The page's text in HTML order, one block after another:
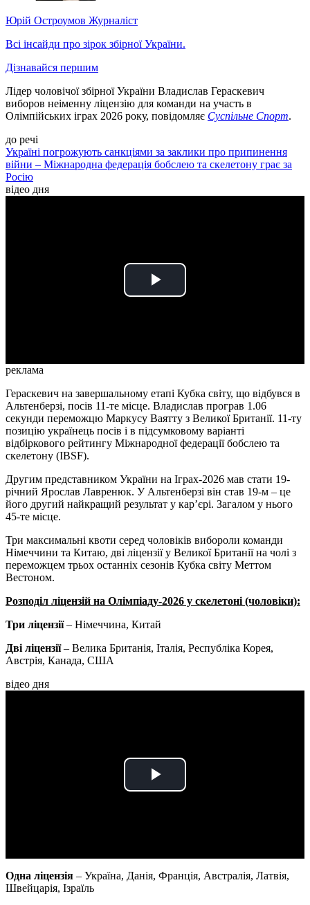
Юрій Остроумов Журналіст
Всі інсайди про зірок збірної України.
Дізнавайся першим
Лідер чоловічої збірної України Владислав Гераскевич
виборов неіменну ліцензію для команди на участь в
Олімпійських іграх 2026 року, повідомляє Суспільне Спорт.
до речі
Україні погрожують санкціями за заклики про припинення
війни – Міжнародна федерація бобслею та скелетону грає за
Росію
відео дня
Play
реклама
Гераскевич на завершальному етапі Кубка світу, що відбувся в
Альтенберзі, посів 11-те місце. Владислав програв 1.06
секунди переможцю Маркусу Ваятту з Великої Британії. 11-ту
позицію українець посів і в підсумковому варіанті
відбіркового рейтингу Міжнародної федерації бобслею та
скелетону (IBSF).
Другим представником України на Іграх-2026 мав стати 19-
річний Ярослав Лавренюк. У Альтенберзі він став 19-м – це
його другий найкращий результат у кар’єрі. Загалом у нього
45-те місце.
Три максимальні квоти серед чоловіків вибороли команди
Німеччини та Китаю, дві ліцензії у Великої Британії на чолі з
переможцем трьох останніх сезонів Кубка світу Меттом
Вестоном.
Розподіл ліцензій на Олімпіаду-2026 у скелетоні (чоловіки):
Три ліцензії– Німеччина, Китай
Дві ліцензії– Велика Британія, Італія, Республіка Корея,
Австрія, Канада, США
відео дня
Play
Одна ліцензія – Україна, Данія, Франція, Австралія, Латвія,
Швейцарія, Ізраїль